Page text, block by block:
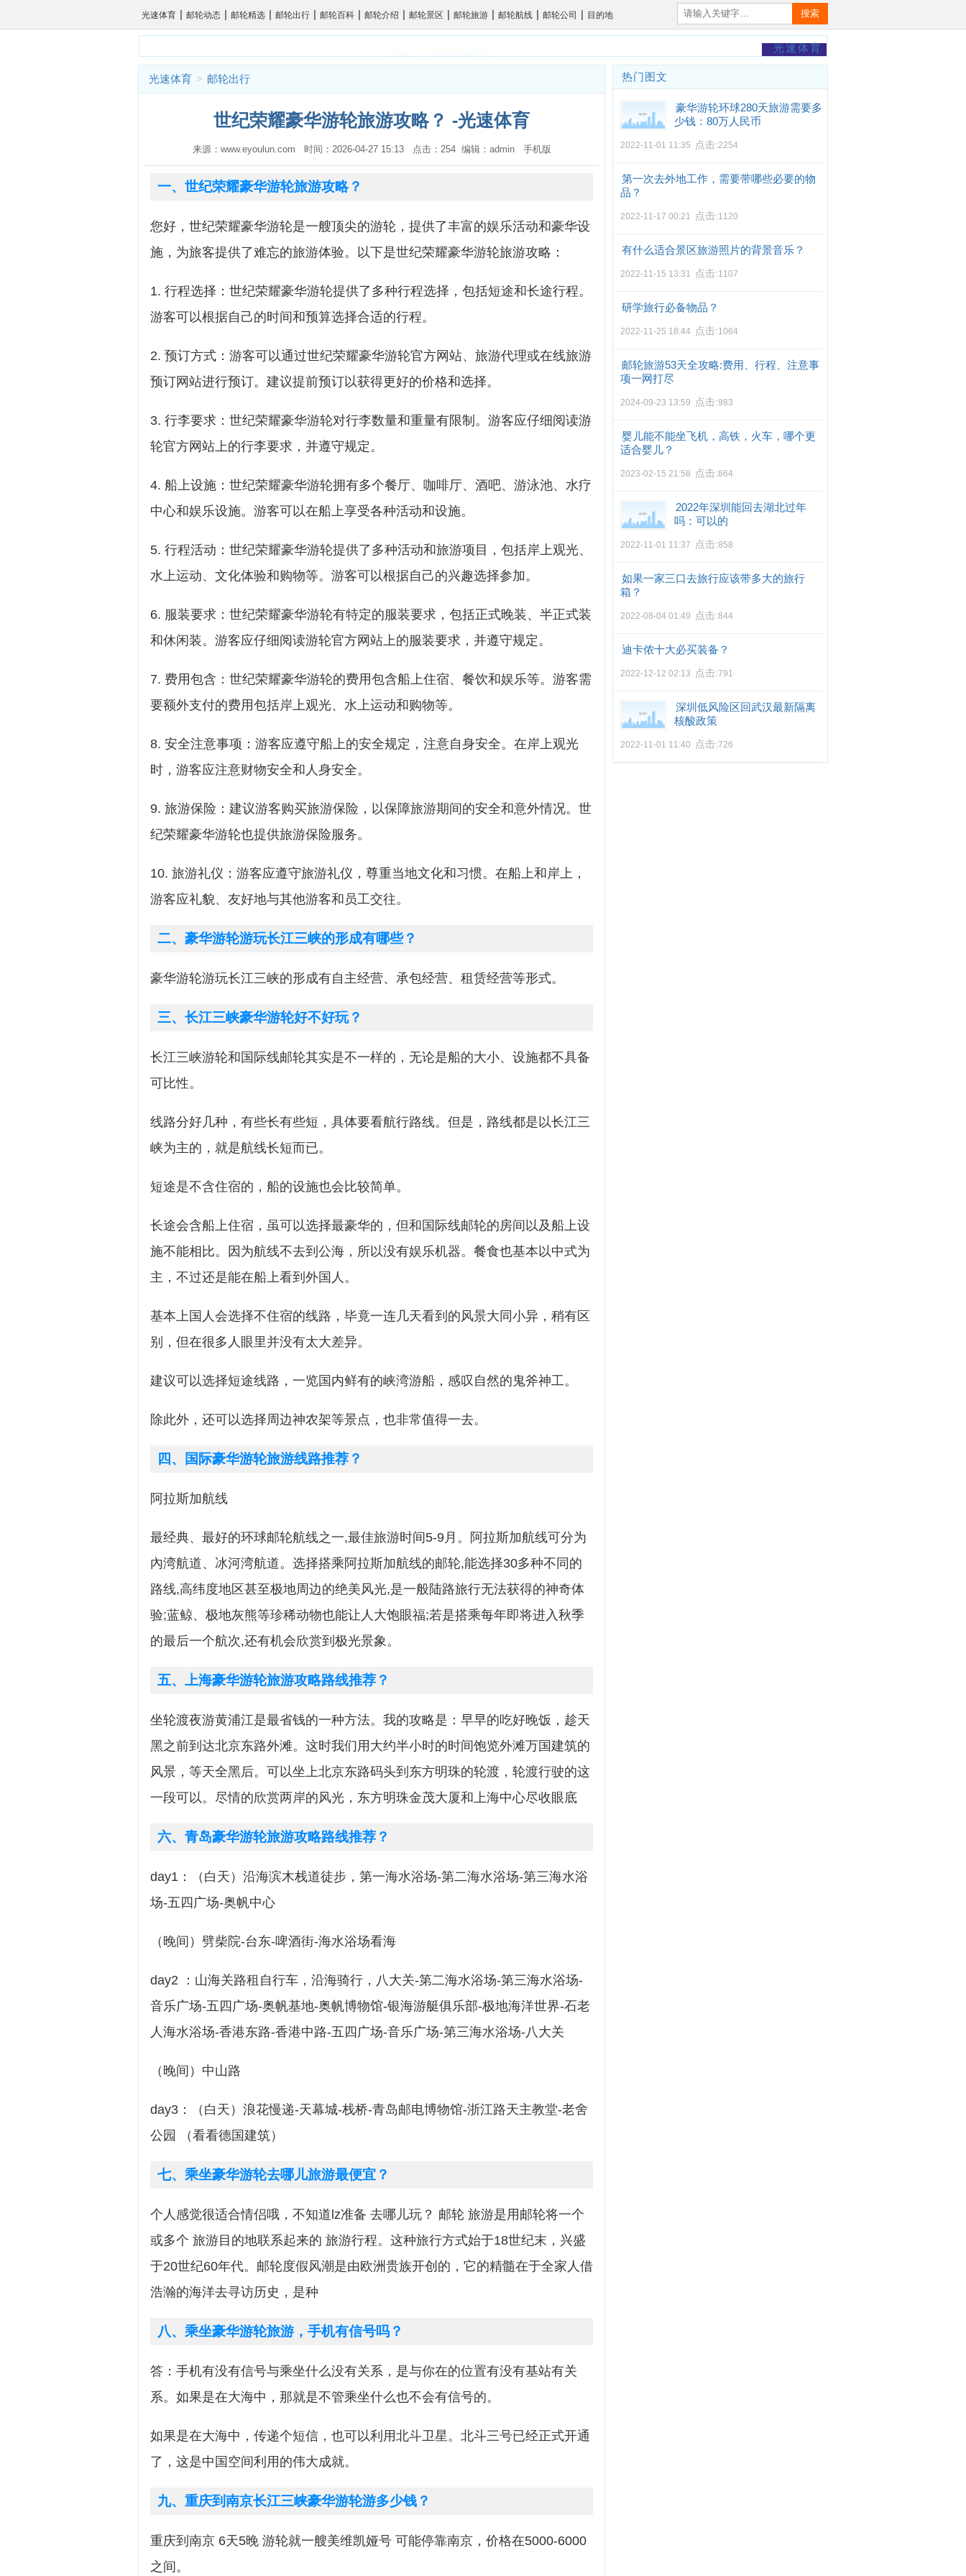
光速体育 | 邮轮动态 | 邮轮精选 | 邮轮出行 | 邮轮百科 | 邮轮介绍 | 邮轮景区 | 邮轮旅游 | 邮轮航线 | 邮轮公司 | 目的地 搜索
光速体育
光速体育 > 邮轮出行
世纪荣耀豪华游轮旅游攻略？ -光速体育
来源：www.eyoulun.com 时间：2026-04-27 15:13 点击：254 编辑：admin 手机版
一、世纪荣耀豪华游轮旅游攻略？
您好，世纪荣耀豪华游轮是一艘顶尖的游轮，提供了丰富的娱乐活动和豪华设
施，为旅客提供了难忘的旅游体验。以下是世纪荣耀豪华游轮旅游攻略：
1. 行程选择：世纪荣耀豪华游轮提供了多种行程选择，包括短途和长途行程。
游客可以根据自己的时间和预算选择合适的行程。
2. 预订方式：游客可以通过世纪荣耀豪华游轮官方网站、旅游代理或在线旅游
预订网站进行预订。建议提前预订以获得更好的价格和选择。
3. 行李要求：世纪荣耀豪华游轮对行李数量和重量有限制。游客应仔细阅读游
轮官方网站上的行李要求，并遵守规定。
4. 船上设施：世纪荣耀豪华游轮拥有多个餐厅、咖啡厅、酒吧、游泳池、水疗
中心和娱乐设施。游客可以在船上享受各种活动和设施。
5. 行程活动：世纪荣耀豪华游轮提供了多种活动和旅游项目，包括岸上观光、
水上运动、文化体验和购物等。游客可以根据自己的兴趣选择参加。
6. 服装要求：世纪荣耀豪华游轮有特定的服装要求，包括正式晚装、半正式装
和休闲装。游客应仔细阅读游轮官方网站上的服装要求，并遵守规定。
7. 费用包含：世纪荣耀豪华游轮的费用包含船上住宿、餐饮和娱乐等。游客需
要额外支付的费用包括岸上观光、水上运动和购物等。
8. 安全注意事项：游客应遵守船上的安全规定，注意自身安全。在岸上观光
时，游客应注意财物安全和人身安全。
9. 旅游保险：建议游客购买旅游保险，以保障旅游期间的安全和意外情况。世
纪荣耀豪华游轮也提供旅游保险服务。
10. 旅游礼仪：游客应遵守旅游礼仪，尊重当地文化和习惯。在船上和岸上，
游客应礼貌、友好地与其他游客和员工交往。
二、豪华游轮游玩长江三峡的形成有哪些？
豪华游轮游玩长江三峡的形成有自主经营、承包经营、租赁经营等形式。
三、长江三峡豪华游轮好不好玩？
长江三峡游轮和国际线邮轮其实是不一样的，无论是船的大小、设施都不具备
可比性。
线路分好几种，有些长有些短，具体要看航行路线。但是，路线都是以长江三
峡为主的，就是航线长短而已。
短途是不含住宿的，船的设施也会比较简单。
长途会含船上住宿，虽可以选择最豪华的，但和国际线邮轮的房间以及船上设
施不能相比。因为航线不去到公海，所以没有娱乐机器。餐食也基本以中式为
主，不过还是能在船上看到外国人。
基本上国人会选择不住宿的线路，毕竟一连几天看到的风景大同小异，稍有区
别，但在很多人眼里并没有太大差异。
建议可以选择短途线路，一览国内鲜有的峡湾游船，感叹自然的鬼斧神工。
除此外，还可以选择周边神农架等景点，也非常值得一去。
四、国际豪华游轮旅游线路推荐？
阿拉斯加航线
最经典、最好的环球邮轮航线之一,最佳旅游时间5-9月。阿拉斯加航线可分为
內湾航道、冰河湾航道。选择搭乘阿拉斯加航线的邮轮,能选择30多种不同的
路线,高纬度地区甚至极地周边的绝美风光,是一般陆路旅行无法获得的神奇体
验;蓝鲸、极地灰熊等珍稀动物也能让人大饱眼福;若是搭乘每年即将进入秋季
的最后一个航次,还有机会欣赏到极光景象。
五、上海豪华游轮旅游攻略路线推荐？
坐轮渡夜游黄浦江是最省钱的一种方法。我的攻略是：早早的吃好晚饭，趁天
黑之前到达北京东路外滩。这时我们用大约半小时的时间饱览外滩万国建筑的
风景，等天全黑后。可以坐上北京东路码头到东方明珠的轮渡，轮渡行驶的这
一段可以。尽情的欣赏两岸的风光，东方明珠金茂大厦和上海中心尽收眼底
六、青岛豪华游轮旅游攻略路线推荐？
day1：（白天）沿海滨木栈道徒步，第一海水浴场-第二海水浴场-第三海水浴
场-五四广场-奥帆中心
（晚间）劈柴院-台东-啤酒街-海水浴场看海
day2 ：山海关路租自行车，沿海骑行，八大关-第二海水浴场-第三海水浴场-
音乐广场-五四广场-奥帆基地-奥帆博物馆-银海游艇俱乐部-极地海洋世界-石老
人海水浴场-香港东路-香港中路-五四广场-音乐广场-第三海水浴场-八大关
（晚间）中山路
day3：（白天）浪花慢递-天幕城-栈桥-青岛邮电博物馆-浙江路天主教堂-老舍
公园 （看看德国建筑）
七、乘坐豪华游轮去哪儿旅游最便宜？
个人感觉很适合情侣哦，不知道lz准备 去哪儿玩？ 邮轮 旅游是用邮轮将一个
或多个 旅游目的地联系起来的 旅游行程。这种旅行方式始于18世纪末，兴盛
于20世纪60年代。邮轮度假风潮是由欧洲贵族开创的，它的精髓在于全家人借
浩瀚的海洋去寻访历史，是种
八、乘坐豪华游轮旅游，手机有信号吗？
答：手机有没有信号与乘坐什么没有关系，是与你在的位置有没有基站有关
系。如果是在大海中，那就是不管乘坐什么也不会有信号的。
如果是在大海中，传递个短信，也可以利用北斗卫星。北斗三号已经正式开通
了，这是中国空间利用的伟大成就。
九、重庆到南京长江三峡豪华游轮游多少钱？
重庆到南京 6天5晚 游轮就一艘美维凯娅号 可能停靠南京，价格在5000-6000
之间。
热门图文
豪华游轮环球280天旅游需要多
少钱：80万人民币
2022-11-01 11:35 点击:2254
第一次去外地工作，需要带哪些必要的物
品？
2022-11-17 00:21 点击:1120
有什么适合景区旅游照片的背景音乐？
2022-11-15 13:31 点击:1107
研学旅行必备物品？
2022-11-25 18:44 点击:1064
邮轮旅游53天全攻略:费用、行程、注意事
项一网打尽
2024-09-23 13:59 点击:983
婴儿能不能坐飞机，高铁，火车，哪个更
适合婴儿？
2023-02-15 21:58 点击:864
2022年深圳能回去湖北过年
吗：可以的
2022-11-01 11:37 点击:858
如果一家三口去旅行应该带多大的旅行
箱？
2022-08-04 01:49 点击:844
迪卡侬十大必买装备？
2022-12-12 02:13 点击:791
深圳低风险区回武汉最新隔离
核酸政策
2022-11-01 11:40 点击:726